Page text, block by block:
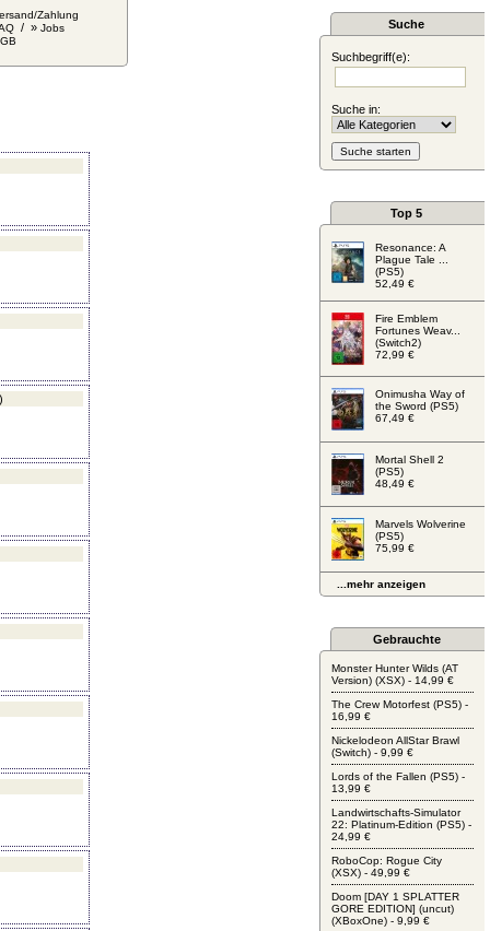
Zahlung
/ » Jobs
Suche
Suchbegriff(e):
Suche in:
Top 5
Resonance: A
Plague Tale ...
(PS5)
52,49 €
Fire Emblem
Fortunes Weav...
(Switch2)
72,99 €
Onimusha Way of
the Sword (PS5)
67,49 €
Mortal Shell 2
(PS5)
48,49 €
Marvels Wolverine
(PS5)
75,99 €
...mehr anzeigen
Gebrauchte
Monster Hunter Wilds (AT
Version) (XSX) - 14,99 €
The Crew Motorfest (PS5) -
16,99 €
Nickelodeon AllStar Brawl
(Switch) - 9,99 €
Lords of the Fallen (PS5) -
13,99 €
Landwirtschafts-Simulator
22: Platinum-Edition (PS5) -
24,99 €
RoboCop: Rogue City
(XSX) - 49,99 €
Doom [DAY 1 SPLATTER
GORE EDITION] (uncut)
(XBoxOne) - 9,99 €